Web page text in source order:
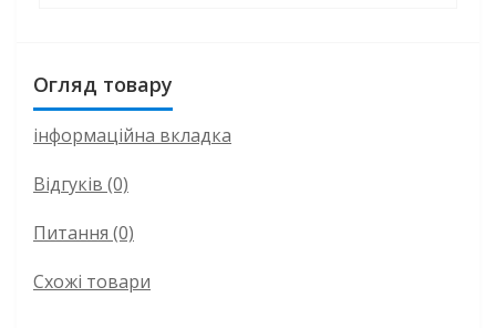
Огляд товару
інформаційна вкладка
Відгуків (0)
Питання (0)
Схожі товари